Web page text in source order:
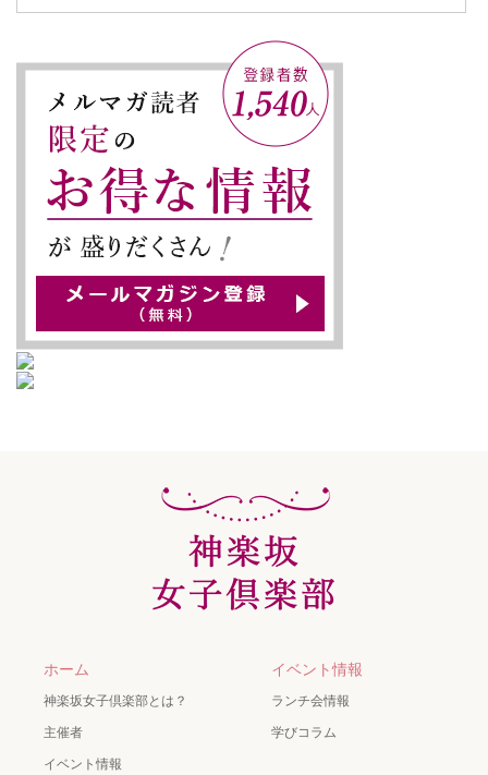
ホーム
神楽坂女子倶楽部とは？
主催者
イベント情報
イベント情報
ランチ会情報
学びコラム